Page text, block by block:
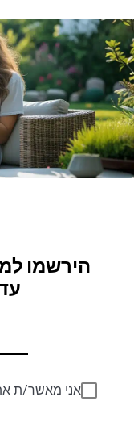
הירשמו
אני מאשר/ת